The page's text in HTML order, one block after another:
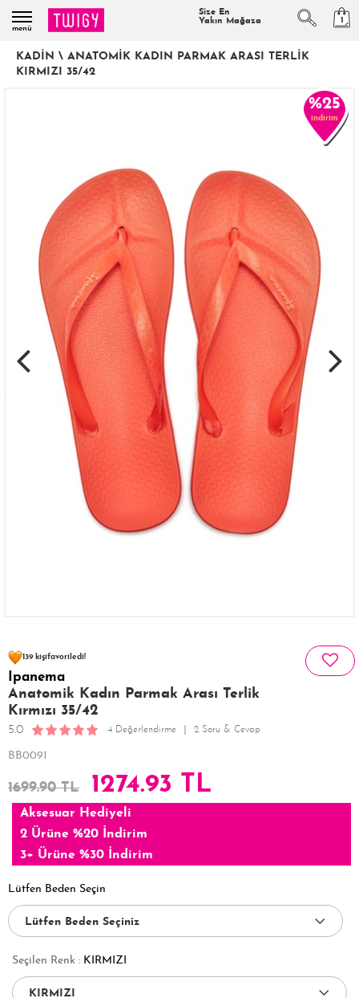
menü
Size En
Yakın Mağaza
1
KADIN \ ANATOMIK KADIN PARMAK ARASI TERLIK
KIRMIZI 35/42
%25
indirim
139 kişifavoriledi!
25 kişiSatın Aldı!
255 kişiGörüntüledi!
Ipanema
Anatomik Kadın Parmak Arası Terlik
Kırmızı 35/42
5.0 4 Değerlendirme 2 Soru & Cevap
BB0091
1699.90 TL 1274.93 TL
Aksesuar Hediyeli
2 Ürüne %20 İndirim
3+ Ürüne %30 İndirim
Lütfen Beden Seçin
Seçilen Renk : KIRMIZI